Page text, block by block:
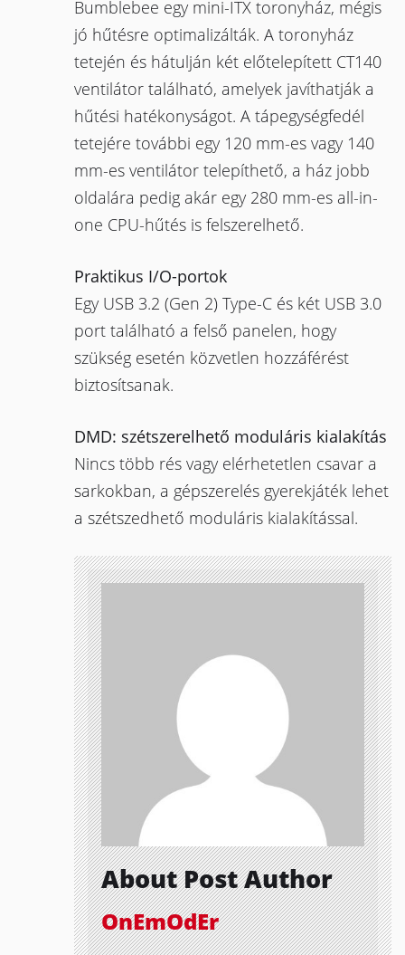
Bumblebee egy mini-ITX toronyház, mégis
jó hűtésre optimalizálták. A toronyház
tetején és hátulján két előtelepített CT140
ventilátor található, amelyek javíthatják a
hűtési hatékonyságot. A tápegységfedél
tetejére további egy 120 mm-es vagy 140
mm-es ventilátor telepíthető, a ház jobb
oldalára pedig akár egy 280 mm-es all-in-
one CPU-hűtés is felszerelhető.
Praktikus I/O-portok
Egy USB 3.2 (Gen 2) Type-C és két USB 3.0
port található a felső panelen, hogy
szükség esetén közvetlen hozzáférést
biztosítsanak.
DMD: szétszerelhető moduláris kialakítás
Nincs több rés vagy elérhetetlen csavar a
sarkokban, a gépszerelés gyerekjáték lehet
a szétszedhető moduláris kialakítással.
About Post Author
OnEmOdEr